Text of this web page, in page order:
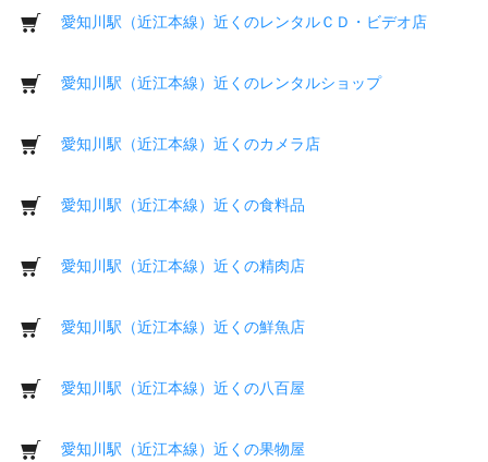
愛知川駅（近江本線）近くのレンタルＣＤ・ビデオ店
愛知川駅（近江本線）近くのレンタルショップ
愛知川駅（近江本線）近くのカメラ店
愛知川駅（近江本線）近くの食料品
愛知川駅（近江本線）近くの精肉店
愛知川駅（近江本線）近くの鮮魚店
愛知川駅（近江本線）近くの八百屋
愛知川駅（近江本線）近くの果物屋